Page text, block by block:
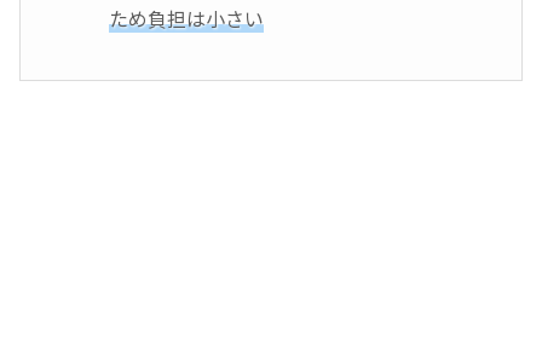
ため負担は小さい